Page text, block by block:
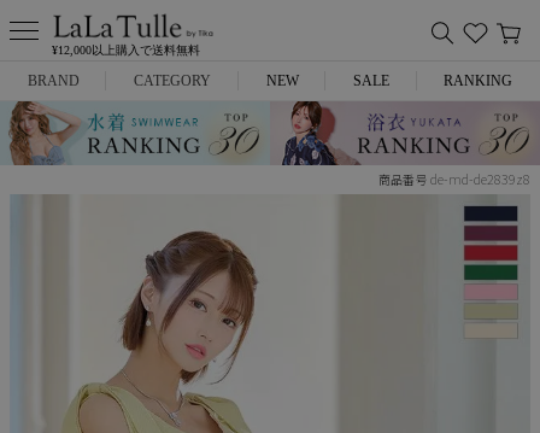
¥12,000以上購入で送料無料
BRAND
Anella
CATEGORY
ミニドレス
アウター
NEW SALE RANKING
商品番号 de-md-de2839z8